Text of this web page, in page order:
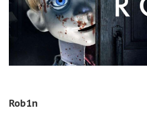
Rob1n